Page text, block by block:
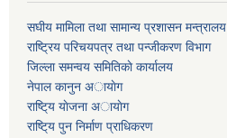
स‌घीय मामिला तथा सामान्य प्रशासन मन्त्रालय
राष्ट्रिय परिचयपत्र तथा पन्जीकरण विभाग
जिल्ला समन्वय समितिकाे कार्यालय
नेपाल कानुन अायाेग
राष्टि्य याेजना अायाेग
राष्टि्य पुन निर्माण प्राधिकरण